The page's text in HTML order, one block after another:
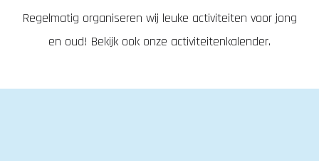
Regelmatig organiseren wij leuke activiteiten voor jong
en oud! Bekijk ook onze activiteitenkalender.